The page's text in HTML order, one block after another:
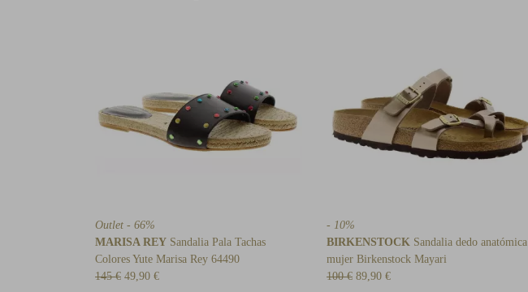
Outlet - 66%
MARISA REY Sandalia Pala Tachas
Colores Yute Marisa Rey 64490
145 € 49,90 €
- 10%
BIRKENSTOCK Sandalia dedo anatómica
mujer Birkenstock Mayari
100 € 89,90 €